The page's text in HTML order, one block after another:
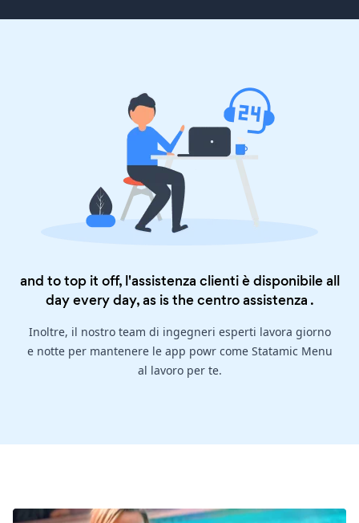
and to top it off, l'assistenza clienti è disponibile all
day every day, as is thecentro assistenza .
Inoltre, il nostro team di ingegneri esperti lavora giorno
e notte per mantenere le app powr come Statamic Menu
al lavoro per te.